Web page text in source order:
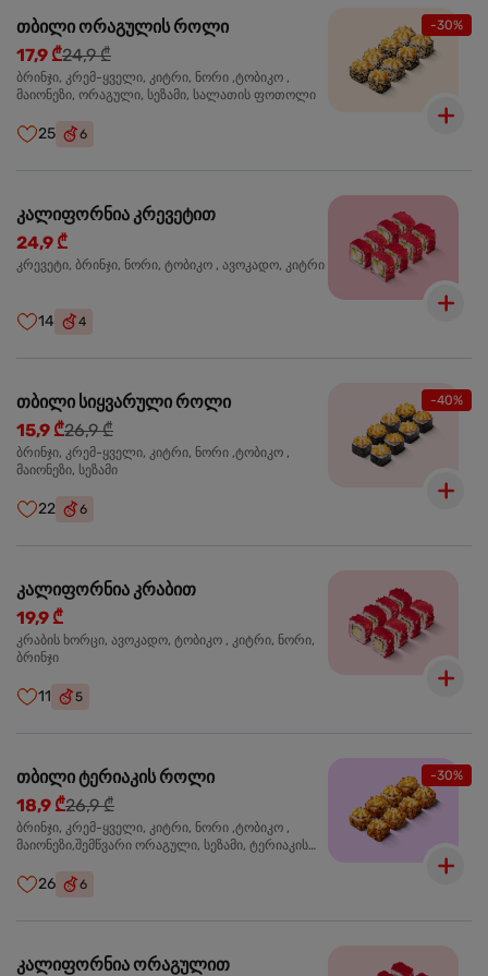
-30%
თბილი ორაგულის როლი
17,9 ₾24,9 ₾
ბრინჯი, კრემ-ყველი, კიტრი, ნორი ,ტობიკო ,
მაიონეზი, ორაგული, სეზამი, სალათის ფოთოლი
25 6
კალიფორნია კრევეტით
24,9 ₾
კრევეტი, ბრინჯი, ნორი, ტობიკო , ავოკადო, კიტრი
14 4
-40%
თბილი სიყვარული როლი
15,9 ₾26,9 ₾
ბრინჯი, კრემ-ყველი, კიტრი, ნორი ,ტობიკო ,
მაიონეზი, სეზამი
22 6
კალიფორნია კრაბით
19,9 ₾
კრაბის ხორცი, ავოკადო, ტობიკო , კიტრი, ნორი,
ბრინჯი
11 5
-30%
თბილი ტერიაკის როლი
18,9 ₾26,9 ₾
ბრინჯი, კრემ-ყველი, კიტრი, ნორი ,ტობიკო ,
მაიონეზი,შემწვარი ორაგული, სეზამი, ტერიაკის
26 6
კალიფორნია ორაგულით